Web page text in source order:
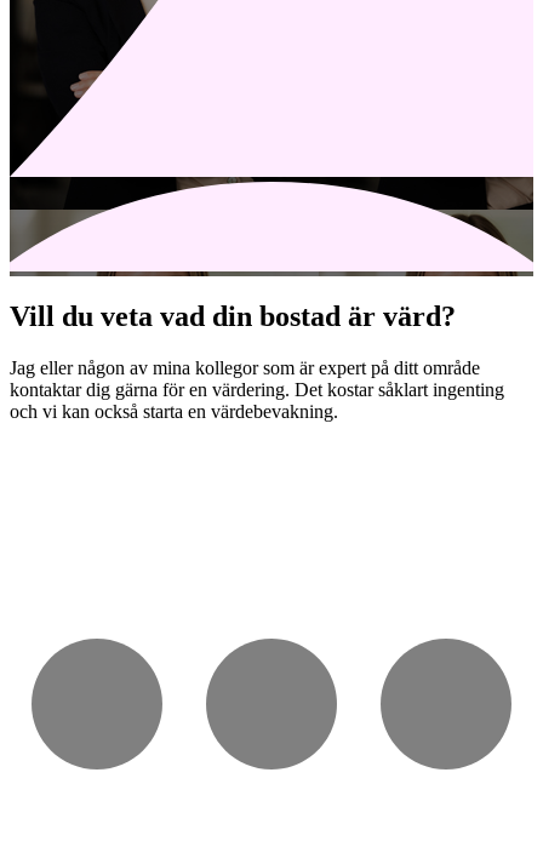
Vill du veta vad din bostad är värd?
Jag eller någon av mina kollegor som är expert på ditt område
kontaktar dig gärna för en värdering. Det kostar såklart ingenting
och vi kan också starta en värdebevakning.